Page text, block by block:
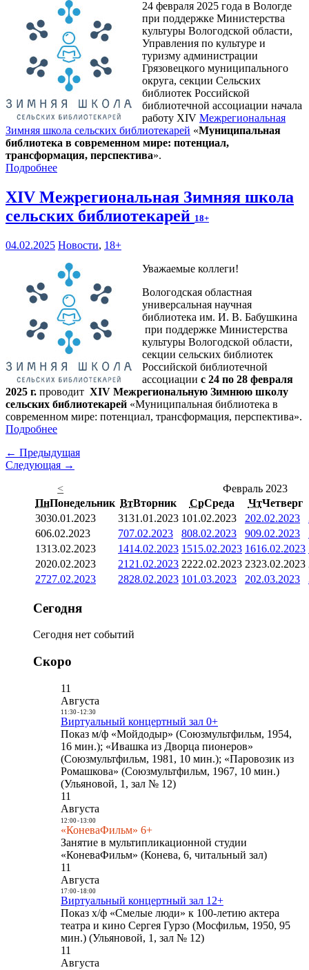
24 февраля 2025 года в Вологде
при поддержке Министерства
культуры Вологодской области,
Управления по культуре и
туризму администрации
Грязовецкого муниципального
округа, секции Сельских
библиотек Российской
библиотечной ассоциации начала
работу XIV Межрегиональная
Зимняя школа сельских библиотекарей «Муниципальная
библиотека в современном мире: потенциал,
трансформация, перспектива».
Подробнее
XIV Межрегиональная Зимняя школа
сельских библиотекарей 18+
04.02.2025 Новости, 18+
Уважаемые коллеги!
Вологодская областная
универсальная научная
библиотека им. И. В. Бабушкина
при поддержке Министерства
культуры Вологодской области,
секции сельских библиотек
Российской библиотечной
ассоциации с 24 по 28 февраля
2025 г. проводит XIV Межрегиональную Зимнюю школу
сельских библиотекарей «Муниципальная библиотека в
современном мире: потенциал, трансформация, перспектива».
Подробнее
← Предыдущая
Следующая →
<
Февраль 2023
ПнПонедельник ВтВторник СрСреда ЧтЧетверг
3030.01.2023 3131.01.2023 101.02.2023 202.02.2023
606.02.2023 707.02.2023 808.02.2023 909.02.2023
1313.02.2023 1414.02.2023 1515.02.2023 1616.02.2023
2020.02.2023 21 21.02.2023 2222.02.2023 2323.02.2023
2727.02.2023 2828.02.2023 101.03.2023 202.03.2023
Сегодня
Сегодня нет событий
Скоро
11
Августа
11:30- 12:30
Виртуальный концертный зал 0+
Показ м/ф «Мойдодыр» (Союзмультфильм, 1954,
16 мин.); «Ивашка из Дворца пионеров»
(Союзмультфильм, 1981, 10 мин.); «Паровозик из
Ромашкова» (Союзмультфильм, 1967, 10 мин.)
(Ульяновой, 1, зал № 12)
11
Августа
12:00- 13:00
«КоневаФильм» 6+
Занятие в мультипликационной студии
«КоневаФильм» (Конева, 6, читальный зал)
11
Августа
17:00- 18:00
Виртуальный концертный зал 12+
Показ х/ф «Смелые люди» к 100-летию актера
театра и кино Сергея Гурзо (Мосфильм, 1950, 95
мин.) (Ульяновой, 1, зал № 12)
11
Августа